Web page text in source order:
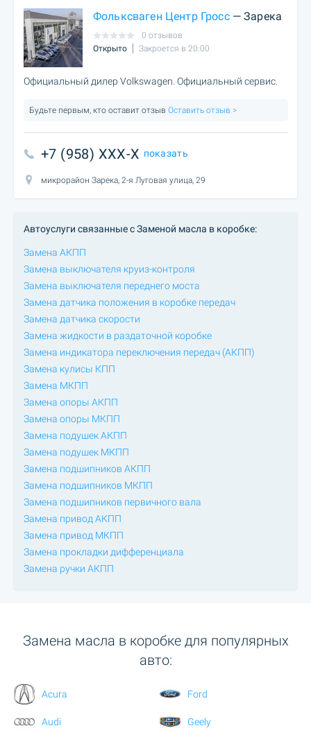
Фольксваген Центр Гросс— Зарека
0 отзывов
Открыто
Закроется в 20:00
Официальный дилер Volkswagen. Официальный сервис.
Будьте первым, кто оставит отзыв Оставить отзыв >
+7 (958) XXX-X показать
микрорайон Зарека, 2-я Луговая улица, 29
Автоуслуги связанные с Заменой масла в коробке:
Замена АКПП
Замена выключателя круиз-контроля
Замена выключателя переднего моста
Замена датчика положения в коробке передач
Замена датчика скорости
Замена жидкости в раздаточной коробке
Замена индикатора переключения передач (АКПП)
Замена кулисы КПП
Замена МКПП
Замена опоры АКПП
Замена опоры МКПП
Замена подушек АКПП
Замена подушек МКПП
Замена подшипников АКПП
Замена подшипников МКПП
Замена подшипников первичного вала
Замена привод АКПП
Замена привод МКПП
Замена прокладки дифференциала
Замена ручки АКПП
Замена масла в коробке для популярных
авто:
Acura
Audi
Ford
Geely